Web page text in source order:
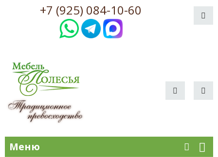
+7 (925) 084-10-60
Меню